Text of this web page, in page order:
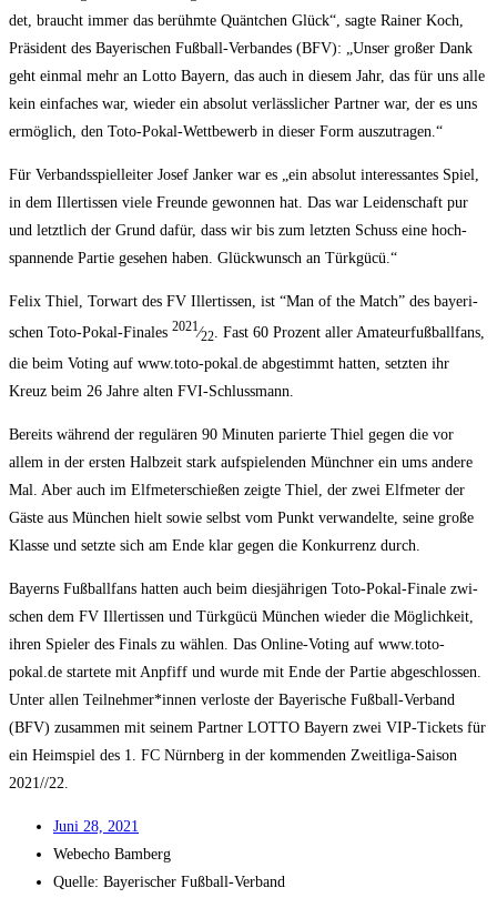
det, braucht immer das berühm­te Quänt­chen Glück“, sag­te Rai­ner Koch,
Prä­si­dent des Baye­ri­schen Fuß­ball-Ver­ban­des (BFV): „Unser gro­ßer Dank
geht ein­mal mehr an Lot­to Bay­ern, das auch in die­sem Jahr, das für uns alle
kein ein­fa­ches war, wie­der ein abso­lut ver­läss­li­cher Part­ner war, der es uns
ermög­lich, den Toto-Pokal-Wett­be­werb in die­ser Form auszutragen.“
Für Ver­bands­spiel­lei­ter Josef Jan­ker war es „ein abso­lut inter­es­san­tes Spiel,
in dem Iller­tis­sen vie­le Freun­de gewon­nen hat. Das war Lei­den­schaft pur
und letzt­lich der Grund dafür, dass wir bis zum letz­ten Schuss eine hoch­
span­nen­de Par­tie gese­hen haben. Glück­wunsch an Türkgücü.“
Felix Thiel, Tor­wart des FV Iller­tis­sen, ist “Man of the Match” des baye­ri­
schen Toto-Pokal-Fina­les 2021⁄22. Fast 60 Pro­zent aller Ama­teur­fuß­ball­fans,
die beim Voting auf www.toto-pokal.de abge­stimmt hat­ten, setz­ten ihr
Kreuz beim 26 Jah­re alten FVI-Schlussmann.
Bereits wäh­rend der regu­lä­ren 90 Minu­ten parier­te Thiel gegen die vor
allem in der ers­ten Halb­zeit stark auf­spie­len­den Münch­ner ein ums ande­re
Mal. Aber auch im Elf­me­ter­schie­ßen zeig­te Thiel, der zwei Elf­me­ter der
Gäs­te aus Mün­chen hielt sowie selbst vom Punkt ver­wan­del­te, sei­ne gro­ße
Klas­se und setz­te sich am Ende klar gegen die Kon­kur­renz durch.
Bay­erns Fuß­ball­fans hat­ten auch beim dies­jäh­ri­gen Toto-Pokal-Fina­le zwi­
schen dem FV Iller­tis­sen und Türk­gücü Mün­chen wie­der die Mög­lich­keit,
ihren Spie­ler des Finals zu wäh­len. Das Online-Voting auf www.toto-
pokal.de star­te­te mit Anpfiff und wur­de mit Ende der Par­tie abge­schlos­sen.
Unter allen Teilnehmer*innen ver­los­te der Baye­ri­sche Fuß­ball-Ver­band
(BFV) zusam­men mit sei­nem Part­ner LOTTO Bay­ern zwei VIP-Tickets für
ein Heim­spiel des 1. FC Nürn­berg in der kom­men­den Zweit­li­ga-Sai­son
2021/​/​22.
Juni 28, 2021
Web­echo Bamberg
Quel­le: Baye­ri­scher Fußball-Verband